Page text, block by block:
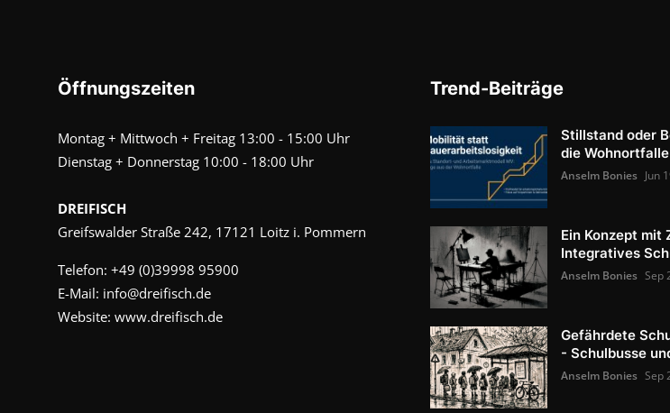
Öffnungszeiten
Montag + Mittwoch + Freitag 13:00 - 15:00 Uhr
Dienstag + Donnerstag 10:00 - 18:00 Uhr
DREIFISCH
Greifswalder Straße 242, 17121 Loitz i. Pommern
Telefon: +49 (0)39998 95900
E-Mail: info@dreifisch.de
Website: www.dreifisch.de
Trend-Beiträge
Stillstand oder
die
Anselm Bonies Jun
Ein Konzept mit
Integratives
Anselm Bonies Sep
Gefährdete
- Schulbusse
Anselm Bonies Sep